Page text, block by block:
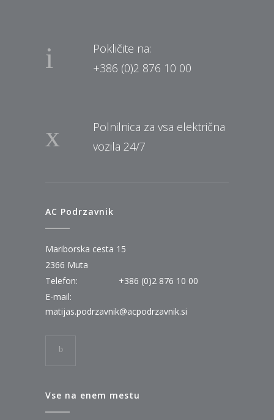
Pokličite na:
+386 (0)2 876 10 00
Polnilnica za vsa električna
vozila 24/7
AC Podrzavnik
Mariborska cesta 15
2366 Muta
Telefon:
+386 (0)2 876 10 00
E-mail:
matijas.podrzavnik@acpodrzavnik.si
Vse na enem mestu